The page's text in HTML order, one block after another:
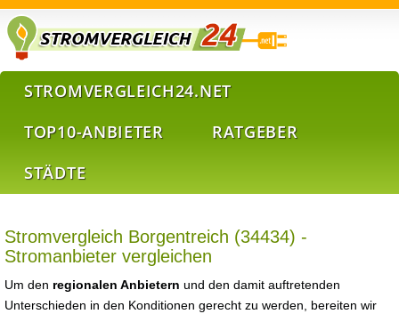
STROMVERGLEICH24.NET
TOP10-ANBIETER
RATGEBER
STÄDTE
Stromvergleich Borgentreich (34434) -
Stromanbieter vergleichen
Um den regionalen Anbietern und den damit auftretenden
Unterschieden in den Konditionen gerecht zu werden, bereiten wir